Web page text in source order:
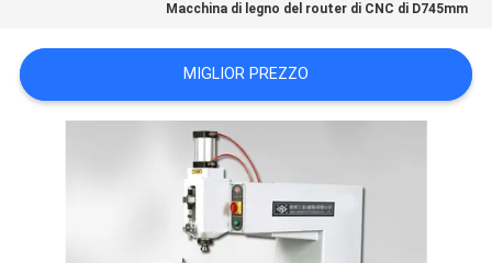
CITAZIONE
Macchina di legno del router di CNC di D745mm
MIGLIOR PREZZO